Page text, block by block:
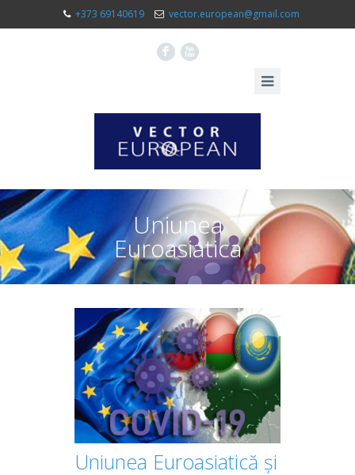
+373 69140619 vector.european@gmail.com
F X
Uniunea
Euroasiatica
Uniunea Euroasiatică și